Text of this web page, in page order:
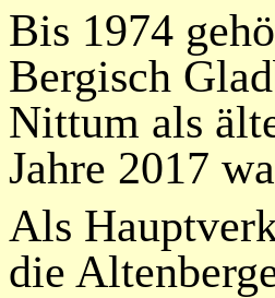
Bis 1974
Bergisch
Nittum als
Jahre 2017
Als
die